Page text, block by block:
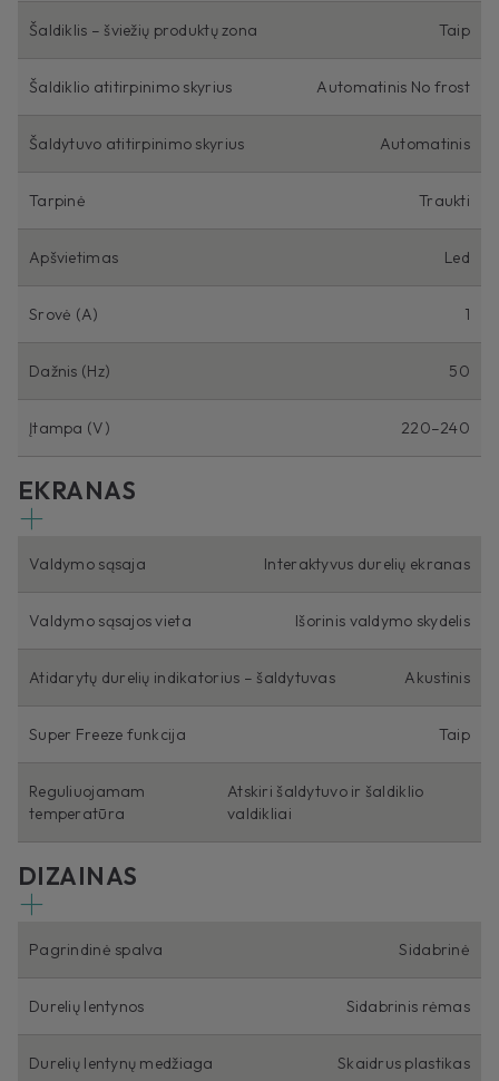
Šaldiklis – šviežių produktų zona Taip
Šaldiklio atitirpinimo skyrius Automatinis No frost
Šaldytuvo atitirpinimo skyrius Automatinis
Tarpinė Traukti
Apšvietimas Led
Srovė (A) 1
Dažnis (Hz) 50
Įtampa (V) 220–240
EKRANAS
Valdymo sąsaja Interaktyvus durelių ekranas
Valdymo sąsajos vieta Išorinis valdymo skydelis
Atidarytų durelių indikatorius – šaldytuvas Akustinis
Super Freeze funkcija Taip
Reguliuojamam
temperatūra
Atskiri šaldytuvo ir šaldiklio
valdikliai
DIZAINAS
Pagrindinė spalva Sidabrinė
Durelių lentynos Sidabrinis rėmas
Durelių lentynų medžiaga Skaidrus plastikas